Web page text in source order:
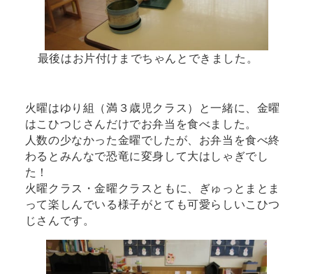
最後はお片付けまでちゃんとできました。
火曜はゆり組（満３歳児クラス）と一緒に、金曜
はこひつじさんだけでお弁当を食べました。
人数の少なかった金曜でしたが、お弁当を食べ終
わるとみんなで恐竜に変身して大はしゃぎでし
た！
火曜クラス・金曜クラスともに、ぎゅっとまとま
って楽しんでいる様子がとても可愛らしいこひつ
じさんです。